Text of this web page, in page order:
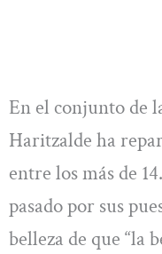
En el conjunto de
Haritzalde ha
entre los más de
pasado por sus
belleza de que “la